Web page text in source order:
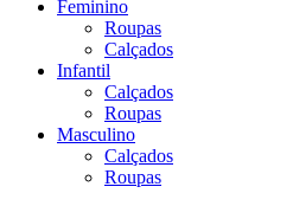
Feminino
Roupas
Calçados
Infantil
Calçados
Roupas
Masculino
Calçados
Roupas